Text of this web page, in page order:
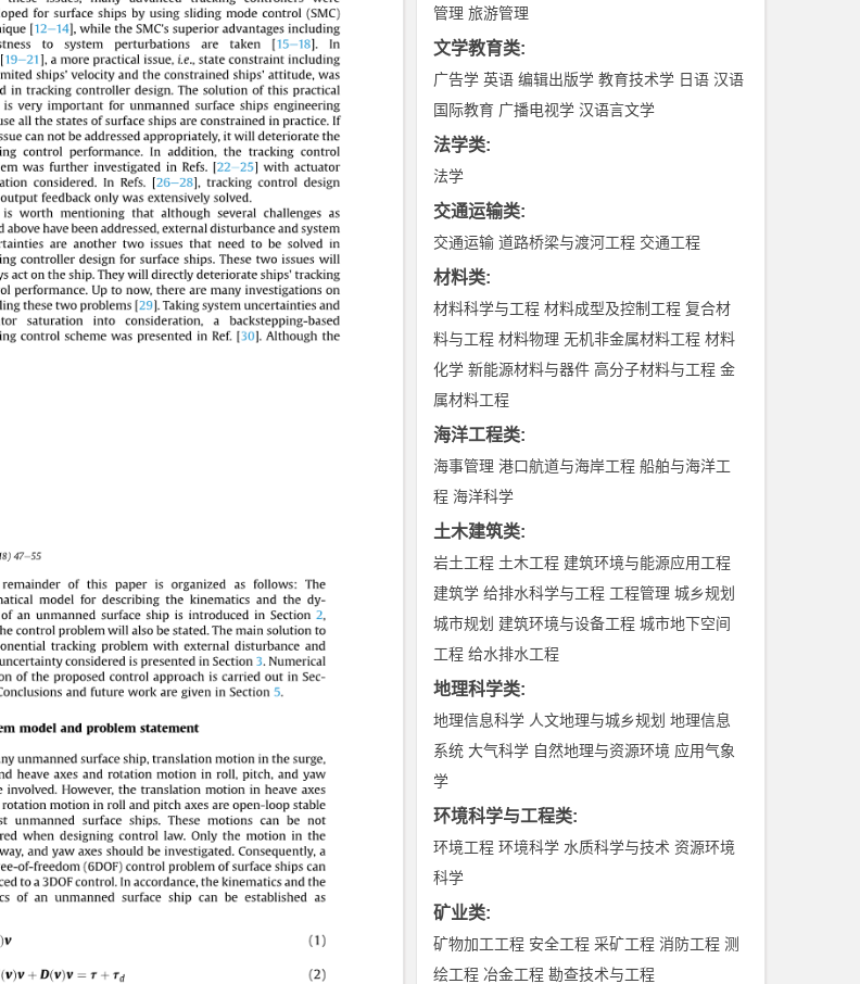
管理 旅游管理
文学教育类:
广告学 英语 编辑出版学 教育技术学 日语 汉语
国际教育 广播电视学 汉语言文学
法学类:
法学
交通运输类:
交通运输 道路桥梁与渡河工程 交通工程
材料类:
材料科学与工程 材料成型及控制工程 复合材
料与工程 材料物理 无机非金属材料工程 材料
化学 新能源材料与器件 高分子材料与工程 金
属材料工程
海洋工程类:
海事管理 港口航道与海岸工程 船舶与海洋工
程 海洋科学
土木建筑类:
岩土工程 土木工程 建筑环境与能源应用工程
建筑学 给排水科学与工程 工程管理 城乡规划
城市规划 建筑环境与设备工程 城市地下空间
工程 给水排水工程
地理科学类:
地理信息科学 人文地理与城乡规划 地理信息
系统 大气科学 自然地理与资源环境 应用气象
学
环境科学与工程类:
环境工程 环境科学 水质科学与技术 资源环境
科学
矿业类:
矿物加工工程 安全工程 采矿工程 消防工程 测
绘工程 冶金工程 勘查技术与工程